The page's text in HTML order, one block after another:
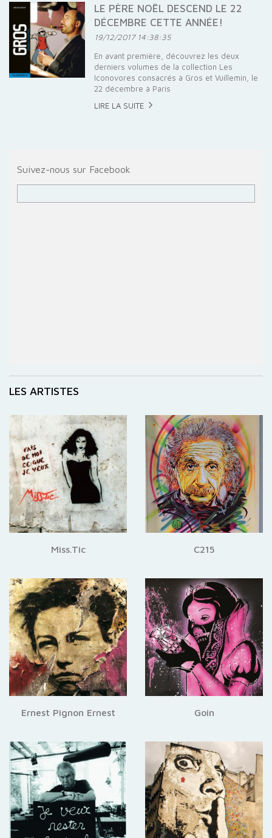
LE PÈRE NOËL DESCEND LE 22
DÉCEMBRE CETTE ANNÉE!
19/12/2017 14:38:35
En avant première, découvrez les deux
derniers volumes de la collection Les
Iconovores consacrés à Gros et Vuillemin, le
22 décembre à Paris
LIRE LA SUITE
Suivez-nous sur Facebook
LES ARTISTES
Miss.Tic C215
Ernest Pignon Ernest Goin